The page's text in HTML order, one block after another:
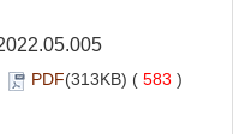
PDF(313KB) ( 583 )